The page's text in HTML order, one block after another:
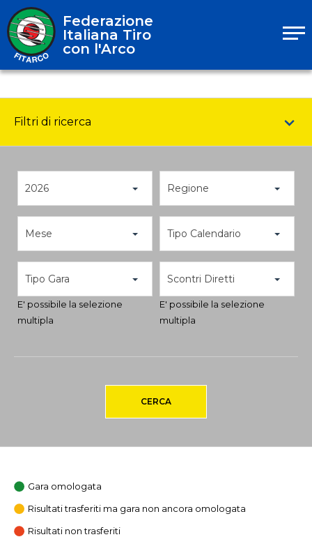
Federazione
Italiana Tiro
con l'Arco
Filtri di ricerca
2026 Regione
Mese Tipo Calendario
Tipo Gara
E' possibile la selezione
multipla
Scontri Diretti
E' possibile la selezione
multipla
CERCA
Gara omologata
Risultati trasferiti ma gara non ancora omologata
Risultati non trasferiti